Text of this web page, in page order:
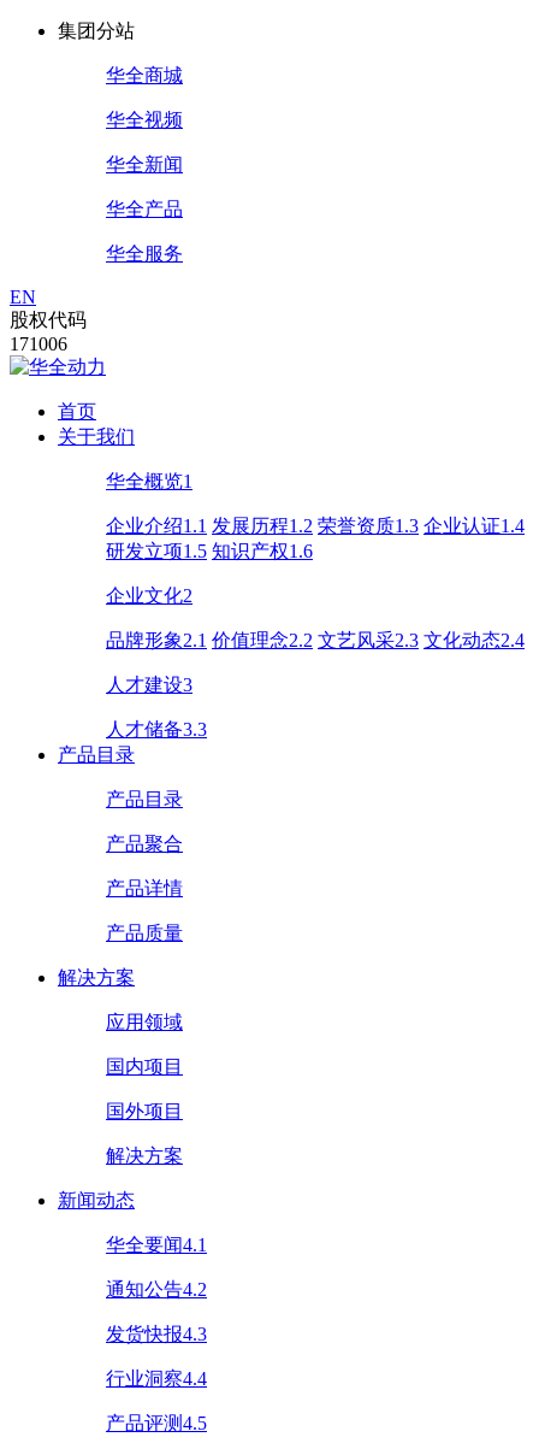
集团分站
华全商城
华全视频
华全新闻
华全产品
华全服务
EN
股权代码
171006
首页
关于我们
华全概览1
企业介绍1.1 发展历程1.2 荣誉资质1.3 企业认证1.4
研发立项1.5 知识产权1.6
企业文化2
品牌形象2.1 价值理念2.2 文艺风采2.3 文化动态2.4
人才建设3
人才储备3.3
产品目录
产品目录
产品聚合
产品详情
产品质量
解决方案
应用领域
国内项目
国外项目
解决方案
新闻动态
华全要闻4.1
通知公告4.2
发货快报4.3
行业洞察4.4
产品评测4.5